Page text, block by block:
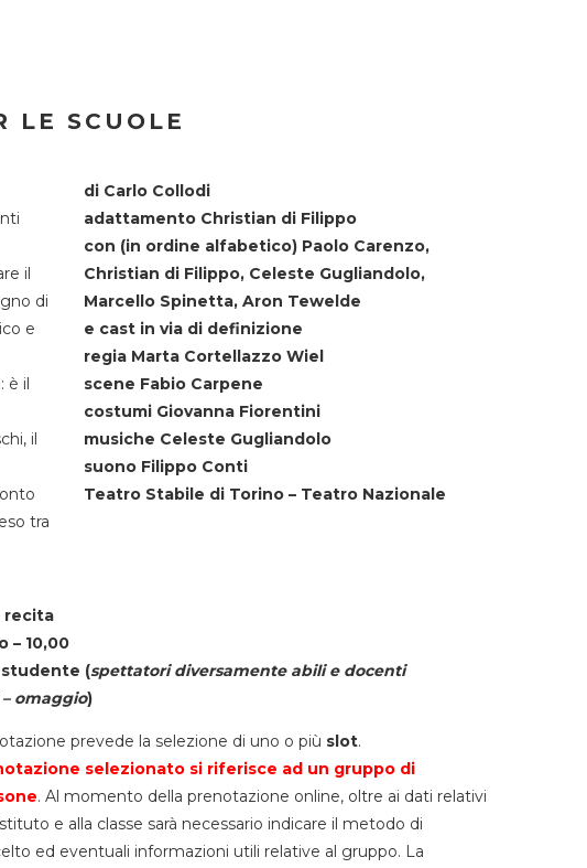
LE SCUOLE
il
di
e
è il
il
tra
di Carlo Collodi
adattamento Christian di Filippo
con (in ordine alfabetico) Paolo Carenzo,
Christian di Filippo, Celeste Gugliandolo,
Marcello Spinetta, Aron Tewelde
e cast in via di definizione
regia Marta Cortellazzo Wiel
scene Fabio Carpene
costumi Giovanna Fiorentini
musiche Celeste Gugliandolo
suono Filippo Conti
Teatro Stabile di Torino – Teatro Nazionale
recita
– 10,00
studente (spettatori diversamente abili e docenti
omaggio)
prevede la selezione di uno o più slot.
selezionato si riferisce ad un gruppo di
. Al momento della prenotazione online, oltre ai dati relativi
e alla classe sarà necessario indicare il metodo di
ed eventuali informazioni utili relative al gruppo. La